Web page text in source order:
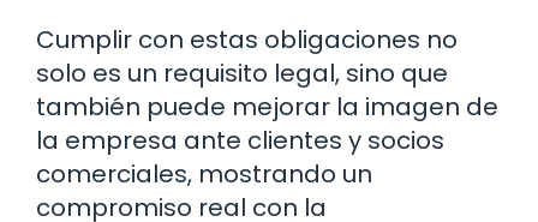
Cumplir con estas obligaciones no
solo es un requisito legal, sino que
también puede mejorar la imagen de
la empresa ante clientes y socios
comerciales, mostrando un
compromiso real con la